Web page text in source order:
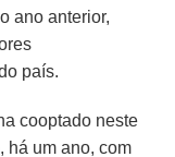
ano anterior,
país.
cooptado neste
há um ano, com